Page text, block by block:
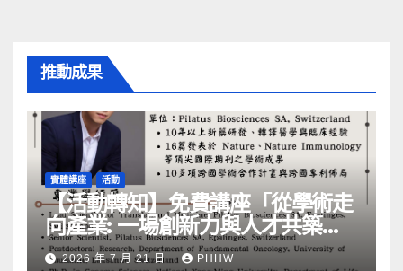
推動成果
實體講座 活動
【活動轉知】免費講座「從學術走
向產業: ⼀場創新力與⼈才共築的
旅程」
2026 年 7 月 21 日 PHHW